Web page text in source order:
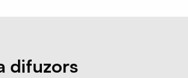
difuzors